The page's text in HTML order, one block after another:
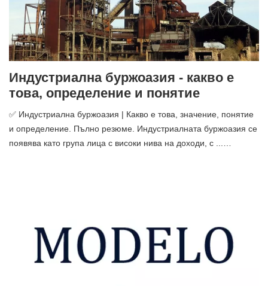
Индустриална буржоазия - какво е
това, определение и понятие
✅ Индустриална буржоазия | Какво е това, значение, понятие
и определение. Пълно резюме. Индустриалната буржоазия се
появява като група лица с високи нива на доходи, с ...…